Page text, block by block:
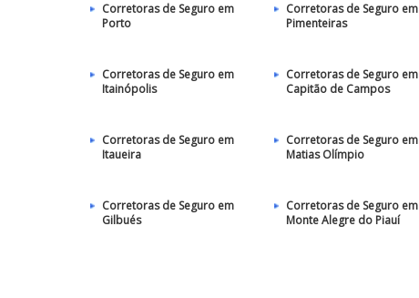
Corretoras de Seguro em
Porto
Corretoras de Seguro em
Pimenteiras
Corretoras de Seguro em
Itainópolis
Corretoras de Seguro em
Capitão de Campos
Corretoras de Seguro em
Itaueira
Corretoras de Seguro em
Matias Olímpio
Corretoras de Seguro em
Gilbués
Corretoras de Seguro em
Monte Alegre do Piauí